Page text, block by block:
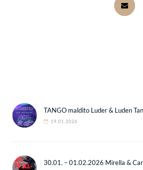
TANGO maldito Luder & Luden
19.01.2026
30.01. – 01.02.2026 Mirella &